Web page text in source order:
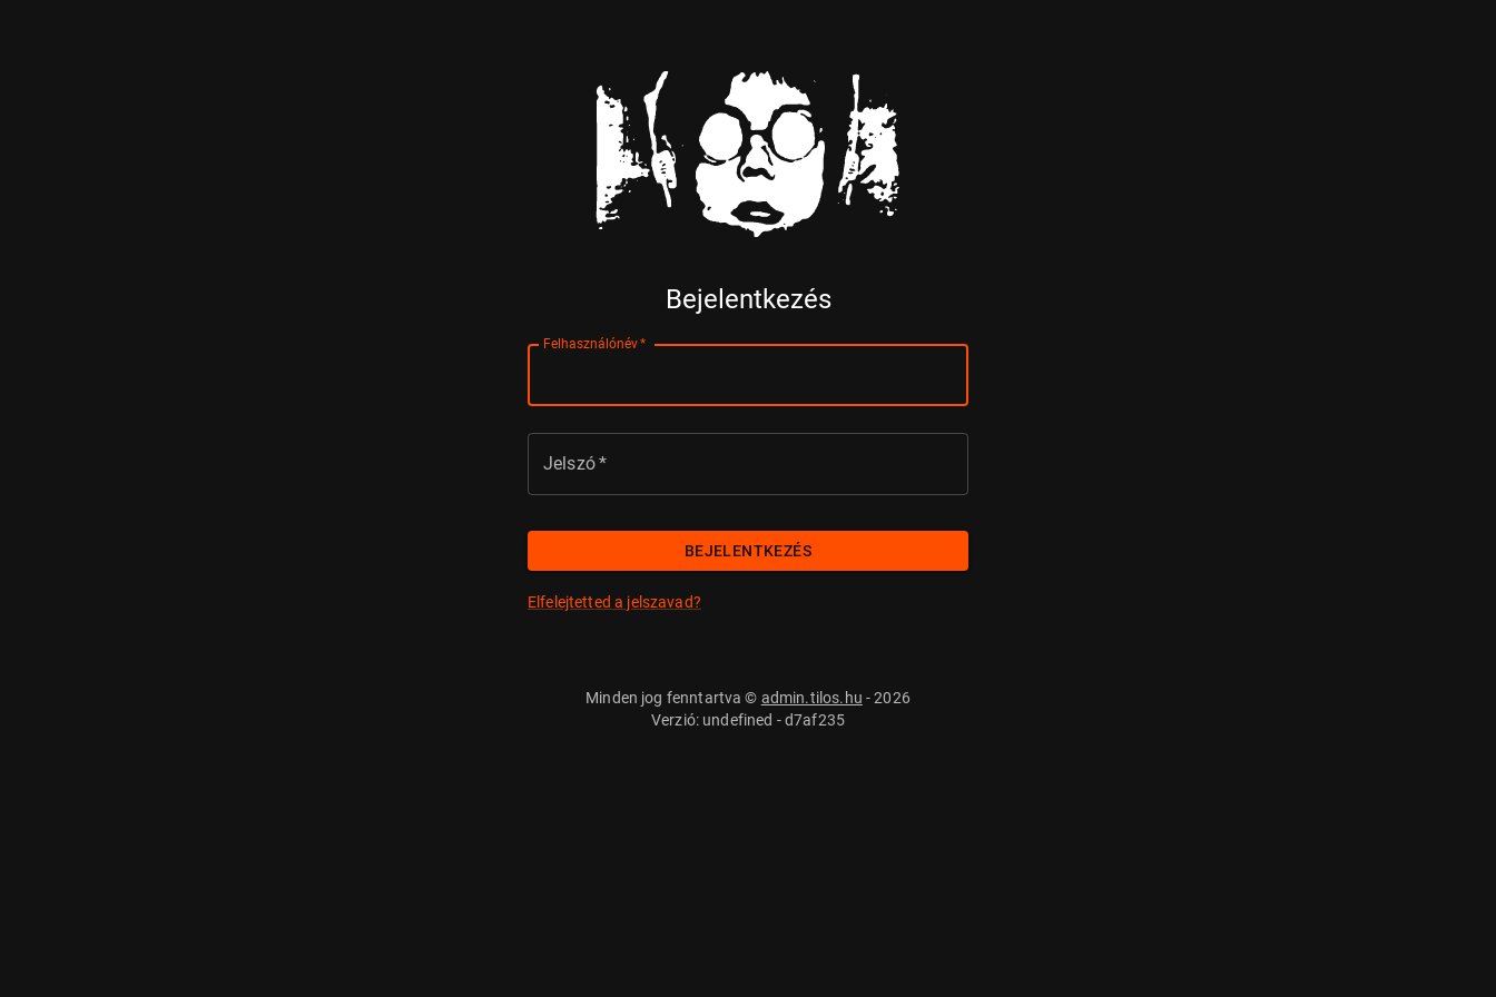
Bejelentkezés
Felhasználónév*
Jelszó*
BEJELENTKEZÉS
Elfelejtetted a jelszavad?
Minden jog fenntartva © admin.tilos.hu - 2026
Verzió: undefined - d7af235